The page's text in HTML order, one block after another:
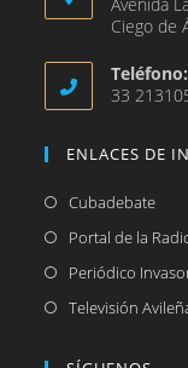
Ciego de
Teléfono:
33
ENLACES DE
CubadebateSe
Portal de la
Periódico
Televisión